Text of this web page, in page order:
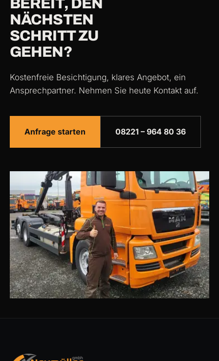
BEREIT, DEN
NÄCHSTEN
SCHRITT ZU
GEHEN?
Kostenfreie Besichtigung, klares Angebot, ein
Ansprechpartner. Nehmen Sie heute Kontakt auf.
Anfrage starten 08221 – 964 80 36